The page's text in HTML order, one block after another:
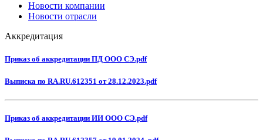
Новости компании
Новости отрасли
Аккредитация
Приказ об аккредитации ПД ООО СЭ.pdf
Выписка по RA.RU.612351 от 28.12.2023.pdf
Приказ об аккредитации ИИ ООО СЭ.pdf